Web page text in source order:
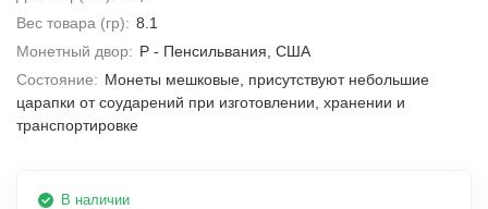
Вес товара (гр): 8.1
Монетный двор: P - Пенсильвания, США
Состояние: Монеты мешковые, присутствуют небольшие
царапки от соударений при изготовлении, хранении и
транспортировке
В наличии